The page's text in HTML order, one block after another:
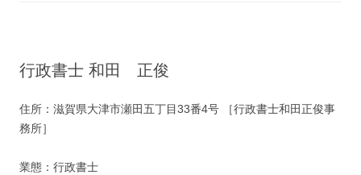
行政書士 和田 正俊
住所：滋賀県大津市瀬田五丁目33番4号 ［行政書士和田正俊事
務所］
業態：行政書士